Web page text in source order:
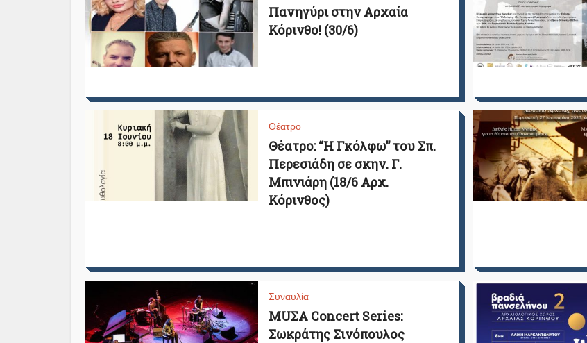
Πανηγύρι στην Αρχαία
Κόρινθο! (30/6)
Θέατρο
Θέατρο: “Η Γκόλφω” του Σπ.
Περεσιάδη σε σκην. Γ.
Μπινιάρη (18/6 Αρχ.
Κόρινθος)
Συναυλία
MUΣΑ Concert Series:
Σωκράτης Σινόπουλος